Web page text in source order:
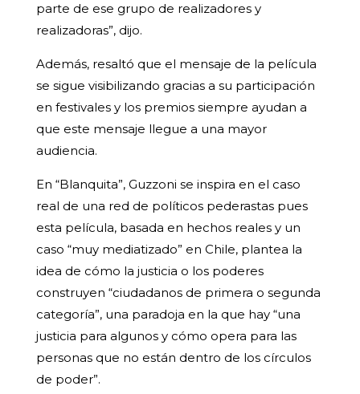
parte de ese grupo de realizadores y
realizadoras”, dijo.
Además, resaltó que el mensaje de la película
se sigue visibilizando gracias a su participación
en festivales y los premios siempre ayudan a
que este mensaje llegue a una mayor
audiencia.
En “Blanquita”, Guzzoni se inspira en el caso
real de una red de políticos pederastas pues
esta película, basada en hechos reales y un
caso “muy mediatizado” en Chile, plantea la
idea de cómo la justicia o los poderes
construyen “ciudadanos de primera o segunda
categoría”, una paradoja en la que hay “una
justicia para algunos y cómo opera para las
personas que no están dentro de los círculos
de poder”.